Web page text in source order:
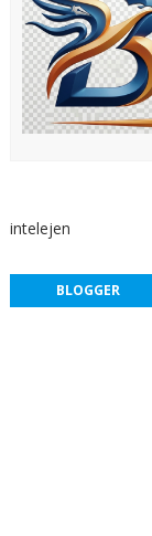
intelejen
BLOGGER